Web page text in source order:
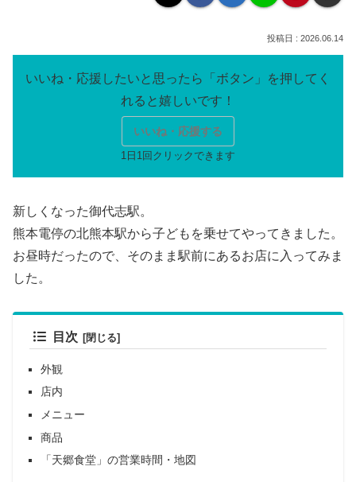
2026.06.14
いいね・応援する
新しくなった御代志駅。
熊本電停の北熊本駅から子どもを乗せてやってきました。
お昼時だったので、そのまま駅前にあるお店に入ってみま
した。
目次
外観
店内
メニュー
商品
「天郷食堂」の営業時間・地図